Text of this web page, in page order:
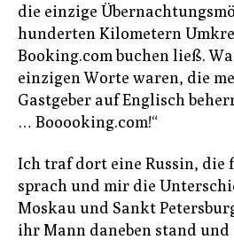
die einzige
hunderten Kilometern
Booking.com buchen ließ.
einzigen Worte waren, die
Gastgeber auf Englisch
… Booooking.com!“
Ich traf dort eine Russin, die
sprach und mir die
Moskau und Sankt
ihr Mann daneben stand